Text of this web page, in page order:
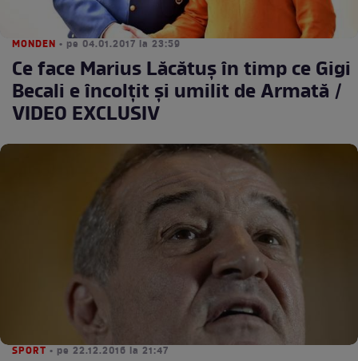
MONDEN • pe 04.01.2017 la 23:59
Ce face Marius Lăcătuş în timp ce Gigi
Becali e încolţit și umilit de Armată /
VIDEO EXCLUSIV
SPORT • pe 22.12.2016 la 21:47